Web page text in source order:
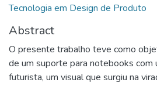
Tecnologia em Design de Produto
Abstract
O presente trabalho teve como
de um suporte para notebooks
futurista, um visual que surgiu na